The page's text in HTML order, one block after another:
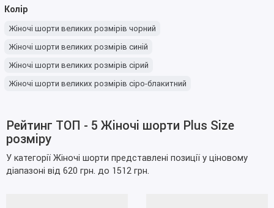
Колір
Жіночі шорти великих розмірів чорний
Жіночі шорти великих розмірів синій
Жіночі шорти великих розмірів сірий
Жіночі шорти великих розмірів сіро-блакитний
Жіночі шорти великих розмірів блакитно-зелений
Жіночі шорти великих розмірів білий
Жіночі шорти великих розмірів кольору чорний
Жіночі шорти великих розмірів кольору сірий
Рейтинг ТОП - 5 Жіночі шорти Plus Size
розміру
У категорії Жіночі шорти представлені позиції у ціновому
діапазоні від 620 грн. до 1512 грн.